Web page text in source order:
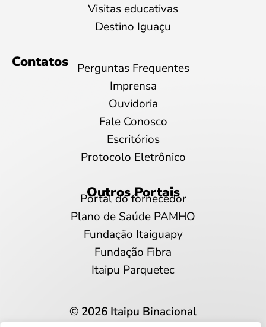
Visitas educativas
Destino Iguaçu
Contatos
Perguntas Frequentes
Imprensa
Ouvidoria
Fale Conosco
Escritórios
Protocolo Eletrônico
Outros Portais
Portal do fornecedor
Plano de Saúde PAMHO
Fundação Itaiguapy
Fundação Fibra
Itaipu Parquetec
© 2026 Itaipu Binacional